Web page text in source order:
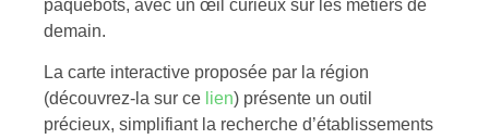
paquebots, avec un œil curieux sur les métiers de
demain.
La carte interactive proposée par la région
(découvrez-la sur ce lien) présente un outil
précieux, simplifiant la recherche d’établissements